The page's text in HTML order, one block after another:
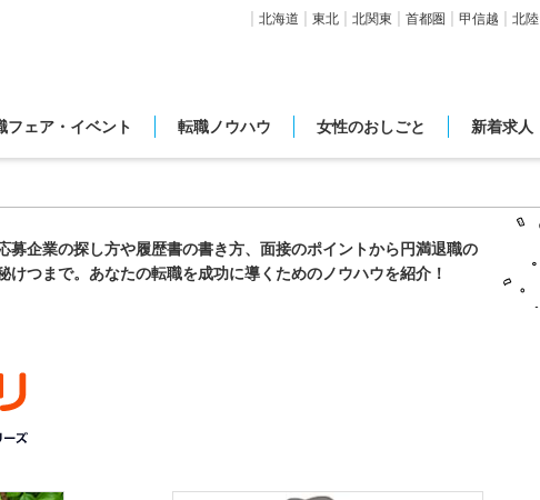
北海道 東北 北関東 首都圏 甲信越 北陸
フェア・イベント 転職ノウハウ 女性のおしごと 新着求人
募企業の探し方や履歴書の書き方、面接のポイントから円満退職の
けつまで。あなたの転職を成功に導くためのノウハウを紹介！